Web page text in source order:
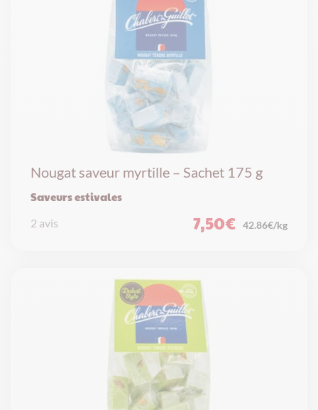
Nougat saveur myrtille – Sachet 175 g
Saveurs estivales
7,50€ 42.86€/kg
2 avis